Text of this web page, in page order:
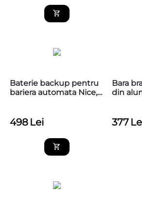
Baterie backup pentru
bariera automata Nice,
498 Lei
Bara
din
377